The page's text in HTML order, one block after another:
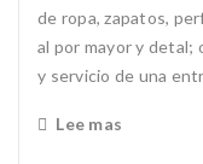
de ropa, zapatos,
al por mayor y detal;
y servicio de una
Lee mas